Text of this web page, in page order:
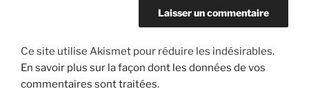
Ce site utilise Akismet pour réduire les indésirables.
En savoir plus sur la façon dont les données de vos
commentaires sont traitées.